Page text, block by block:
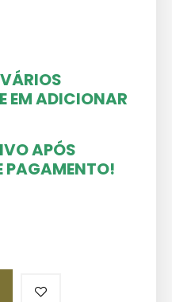
EM ADICIONAR
APÓS
PAGAMENTO!